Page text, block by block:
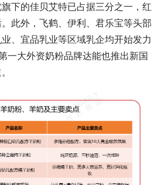
下的佳贝艾特已占据三分之一，红
此外，飞鹤、伊利、君乐宝等头部
、宜品乳业等区域乳企均开始发力
一大外资奶粉品牌达能也推出新国